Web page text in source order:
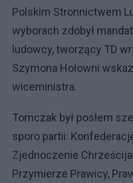
Polskim Stronnictwem
wyborach zdobył
ludowcy, tworzący TD
Szymona Hołowni
wiceministra.
Tomczak był posłem
sporo partii:
Zjednoczenie
Przymierze Prawicy,